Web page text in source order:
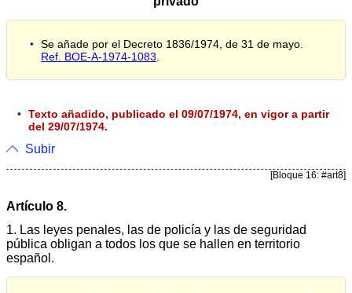
Se añade por el Decreto 1836/1974, de 31 de mayo.
Ref. BOE-A-1974-1083
Texto añadido, publicado el 09/07/1974, en vigor a partir
del 29/07/1974.
Subir
[Bloque 16: #art8]
Artículo 8.
1. Las leyes penales, las de policía y las de seguridad
pública obligan a todos los que se hallen en territorio
español.